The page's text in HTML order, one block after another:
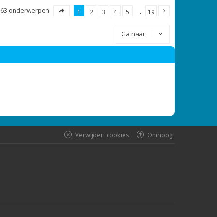
onderwerpen 1 2 3 4 5 … 19
Ga naar
Omhoog
Verwijder cookies